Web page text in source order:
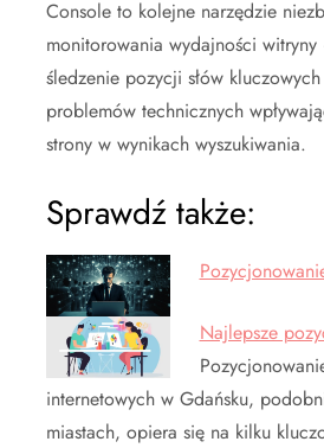
Console to kolejne narzędzie
monitorowania wydajności
śledzenie pozycji słów
problemów technicznych
strony w wynikach wyszukiwania.
Sprawdź także:
Najlepsze
internetowych w Gdańsku,
miastach, opiera się na kilku